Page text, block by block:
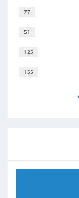
77
51
125
155